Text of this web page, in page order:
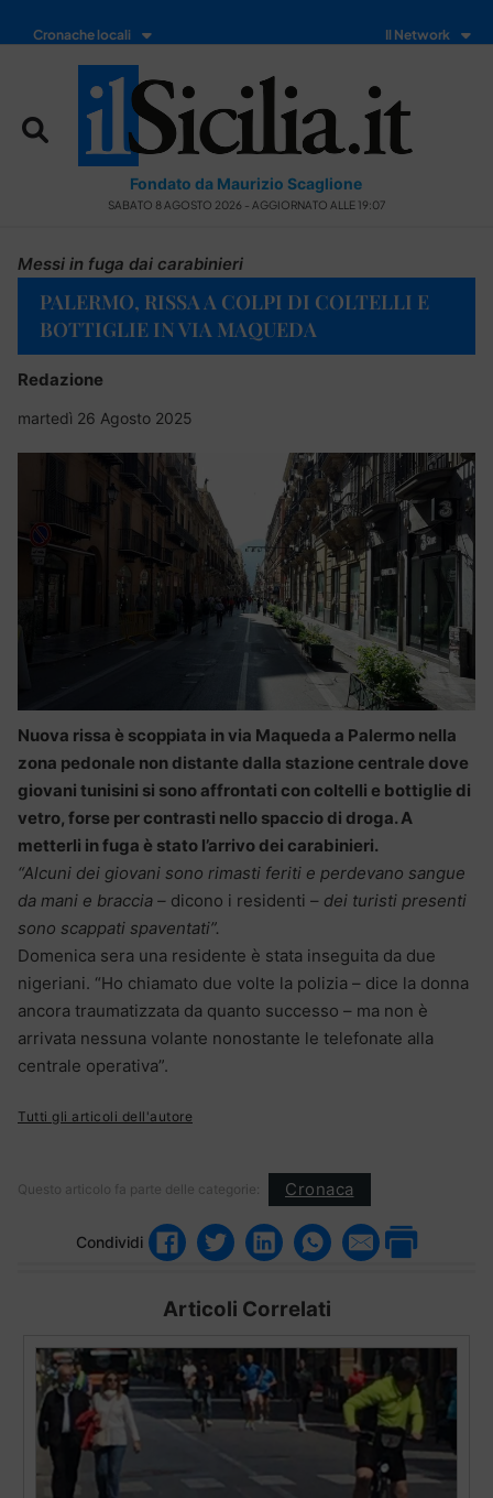
Cronache locali Il Network
Fondato da Maurizio Scaglione
SABATO 8 AGOSTO 2026 - AGGIORNATO ALLE 19:07
Messi in fuga dai carabinieri
PALERMO, RISSA A COLPI DI COLTELLI E
BOTTIGLIE IN VIA MAQUEDA
Redazione
martedì 26 Agosto 2025
Nuova rissa è scoppiata in via Maqueda a Palermo nella
zona pedonale non distante dalla stazione centrale dove
giovani tunisini si sono affrontati con coltelli e bottiglie di
vetro, forse per contrasti nello spaccio di droga. A
metterli in fuga è stato l’arrivo dei carabinieri.
“Alcuni dei giovani sono rimasti feriti e perdevano sangue
da mani e braccia – dicono i residenti – dei turisti presenti
sono scappati spaventati”.
Domenica sera una residente è stata inseguita da due
nigeriani. “Ho chiamato due volte la polizia – dice la donna
ancora traumatizzata da quanto successo – ma non è
arrivata nessuna volante nonostante le telefonate alla
centrale operativa”.
Tutti gli articoli dell'autore
Questo articolo fa parte delle categorie: Cronaca
Condividi
Articoli Correlati